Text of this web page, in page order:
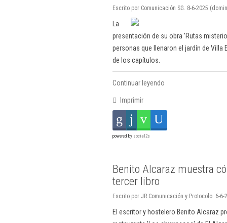
Escrito por Comunicación SG. 8-6-2025
La
presentación de su obra 'Rutas
personas que llenaron el jardín de
de los capítulos.
Continuar leyendo
Imprimir
powered by social2s
Benito Alcaraz muestra
tercer libro
Escrito por JR Comunicación y Protocolo. 6-
El escritor y hostelero Benito Alcaraz